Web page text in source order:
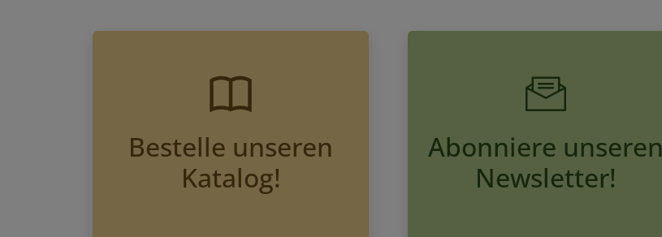
Bestelle unseren
Katalog!
Abonniere unseren
Newsletter!